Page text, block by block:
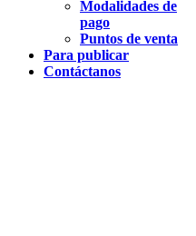
Modalidades de
pago
Puntos de venta
Para publicar
Contáctanos